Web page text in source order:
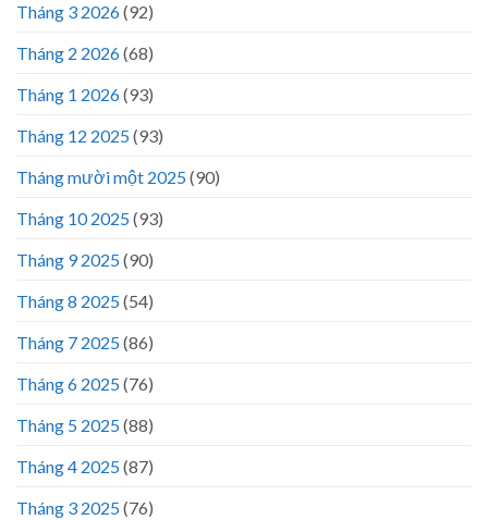
Tháng 3 2026(92)
Tháng 2 2026(68)
Tháng 1 2026(93)
Tháng 12 2025(93)
Tháng mười một 2025(90)
Tháng 10 2025(93)
Tháng 9 2025(90)
Tháng 8 2025(54)
Tháng 7 2025(86)
Tháng 6 2025(76)
Tháng 5 2025(88)
Tháng 4 2025(87)
Tháng 3 2025(76)